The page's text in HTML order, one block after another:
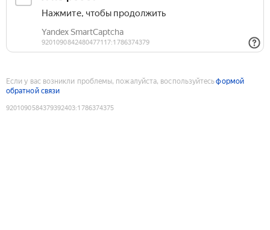
Если у вас возникли проблемы, пожалуйста, воспользуйтесьформой
обратной связи
9201090584379392403:1786374375